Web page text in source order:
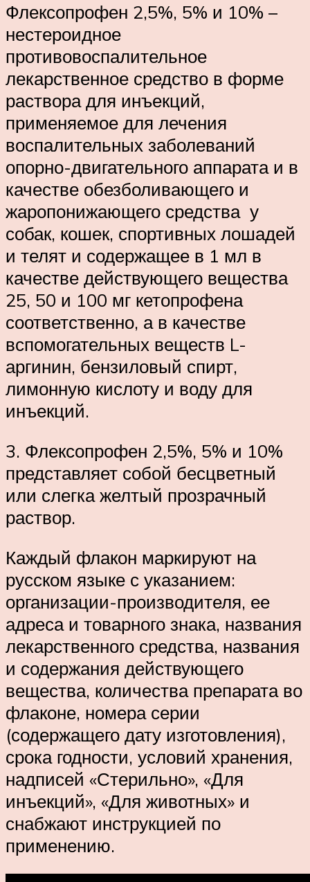
Флексопрофен 2,5%, 5% и 10% –
нестероидное
противовоспалительное
лекарственное средство в форме
раствора для инъекций,
применяемое для лечения
воспалительных заболеваний
опорно-двигательного аппарата и в
качестве обезболивающего и
жаропонижающего средства у
собак, кошек, спортивных лошадей
и телят и содержащее в 1 мл в
качестве действующего вещества
25, 50 и 100 мг кетопрофена
соответственно, а в качестве
вспомогательных веществ L-
аргинин, бензиловый спирт,
лимонную кислоту и воду для
инъекций.
3. Флексопрофен 2,5%, 5% и 10%
представляет собой бесцветный
или слегка желтый прозрачный
раствор.
Каждый флакон маркируют на
русском языке с указанием:
организации-производителя, ее
адреса и товарного знака, названия
лекарственного средства, названия
и содержания действующего
вещества, количества препарата во
флаконе, номера серии
(содержащего дату изготовления),
срока годности, условий хранения,
надписей «Стерильно», «Для
инъекций», «Для животных» и
снабжают инструкцией по
применению.